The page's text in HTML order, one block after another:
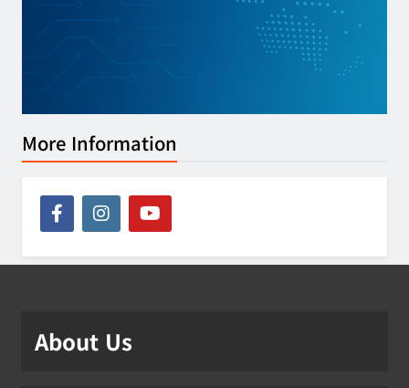
More Information
About Us